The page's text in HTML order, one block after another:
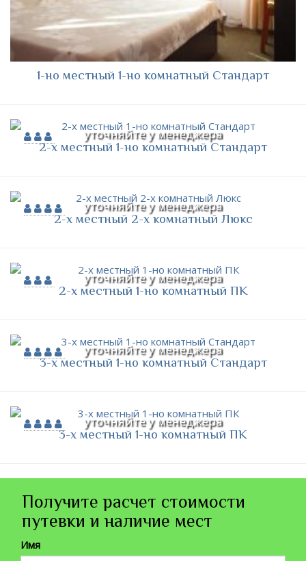
1-но местный 1-но комнатный Стандарт
уточняйте у менеджера
2-х местный 1-но комнатный Стандарт
уточняйте у менеджера
2-х местный 2-х комнатный Люкс
уточняйте у менеджера
2-х местный 1-но комнатный ПК
уточняйте у менеджера
3-х местный 1-но комнатный Стандарт
уточняйте у менеджера
3-х местный 1-но комнатный ПК
Получите расчет стоимости
путевки и наличие мест
Имя